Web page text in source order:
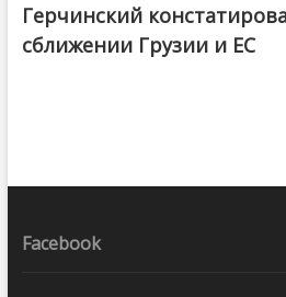
Герчинский
сближении Грузии и ЕС
Facebook